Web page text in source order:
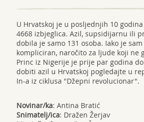
U Hrvatskoj je u posljednjih 10
4668 izbjeglica. Azil, supsidijarnu ili
dobila je samo 131 osoba. Iako je
kompliciran, naročito za ljude koji ne
Princ iz Nigerije je prije par godina
dobiti azil u Hrvatskoj pogledajte u
In-a iz ciklusa "Džepni revolucionar".
Novinar/ka: Antina Bratić
Snimatelj/ica: Dražen Žerjav